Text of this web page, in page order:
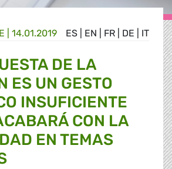
ES EN FR DE IT
| 14.01.2019
DE LA
ES UN GESTO
INSUFICIENTE
CON LA
EN TEMAS